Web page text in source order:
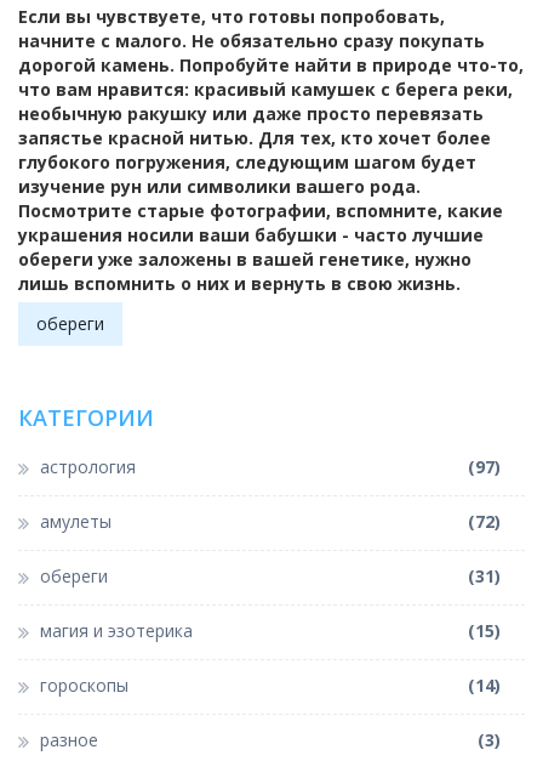
Если вы чувствуете, что готовы попробовать,
начните с малого. Не обязательно сразу покупать
дорогой камень. Попробуйте найти в природе что-то,
что вам нравится: красивый камушек с берега реки,
необычную ракушку или даже просто перевязать
запястье красной нитью. Для тех, кто хочет более
глубокого погружения, следующим шагом будет
изучение рун или символики вашего рода.
Посмотрите старые фотографии, вспомните, какие
украшения носили ваши бабушки - часто лучшие
обереги уже заложены в вашей генетике, нужно
лишь вспомнить о них и вернуть в свою жизнь.
обереги
КАТЕГОРИИ
астрология (97)
амулеты (72)
обереги (31)
магия и эзотерика (15)
гороскопы (14)
разное (3)